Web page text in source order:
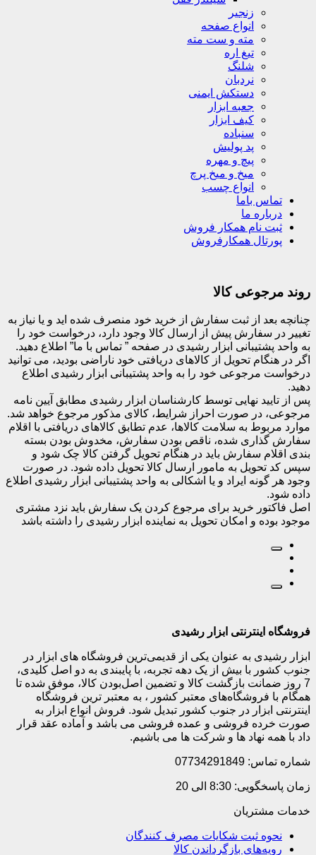
زنجیر
انواع صفحه
مته و ست مته
تیغ اره
شلنگ
نردبان
دستکش ایمنی
جعبه ابزار
کیف ابزار
سنباده
پد پولیش
پیچ و مهره
میخ و میخ پرچ
انواع چسب
تماس باما
درباره ما
ثبت نام همکار فروش
پورتال همکارفروش
روند مرجوعی کالا
چنانچه بعد از ثبت سفارش از خرید خود منصرف شده اید و یا نیاز به
تغییر در سفارش پیش از ارسال کالا وجود دارد، درخواست خود را
به واحد پشتیبانی ابزار رشیدی در صفحه ” تماس با ما” اطلاع دهید.
اگر در هنگام تحویل از کالاهای دریافتی خود ناراضی بودید، می توانید
درخواست مرجوعی خود را به واحد پشتیبانی ابزار رشیدی اطلاع
دهید.
پس از تایید نهایی توسط کارشناسان ابزار رشیدی مطابق آیین نامه
مرجوعی، در صورت احراز شرایط، کالای مذکور مرجوع خواهد شد.
موارد مربوط به سلامت کالاها، عدم تطابق کالاهای دریافتی با اقلام
سفارش گذاری شده، ناقص بودن سفارش، مخدوش بودن بسته
بندی اقلام سفارش باید در هنگام تحویل گرفتن کالا چک شود و
سپس کد تحویل به مامور ارسال کالا تحویل داده شود. در صورت
وجود هر گونه ایراد و یا اشکالی به واحد پشتیبانی ابزار رشیدی اطلاع
داده شود.
اصل فاکتور خرید برای مرجوع کردن یک سفارش باید نزد مشتری
موجود بوده و امکان تحویل به نماینده ابزار رشیدی را داشته باشد
فروشگاه اینترنتی ابزار رشیدی
ابزار رشیدی به عنوان یکی از قدیمی‌ترین فروشگاه های ابزار در
جنوب کشور با بیش از یک دهه تجربه، با پایبندی به دو اصل کلیدی،
7 روز ضمانت بازگشت کالا و تضمین اصل‌بودن کالا، موفق شده تا
همگام با فروشگاه‌های معتبر کشور ، به معتبر ترین فروشگاه
اینترنتی ابزار در جنوب کشور تبدیل شود. فروش انواع ابزار به
صورت خرده فروشی و عمده فروشی می باشد و آماده عقد قرار
داد با همه نهاد ها و شرکت ها می باشیم.
شماره تماس: 07734291849
زمان پاسخگویی: 8:30 الی 20
خدمات مشتریان
نحوه ثبت شکایات مصرف کنندگان
رویه‌های بازگرداندن کالا